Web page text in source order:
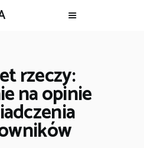
rzeczy:
na opinie